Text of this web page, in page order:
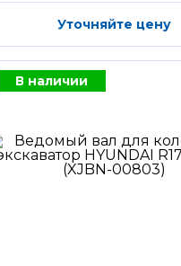
Уточняйте цену
В наличии